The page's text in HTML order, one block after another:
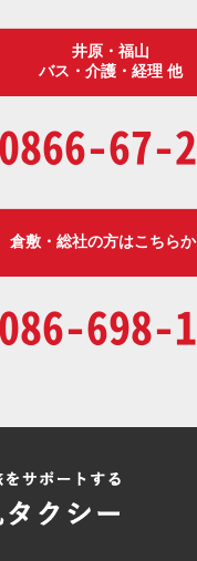
井原・福山
バス・介護・経理 他
0866-67-
倉敷・総社の方はこちら
086-698-